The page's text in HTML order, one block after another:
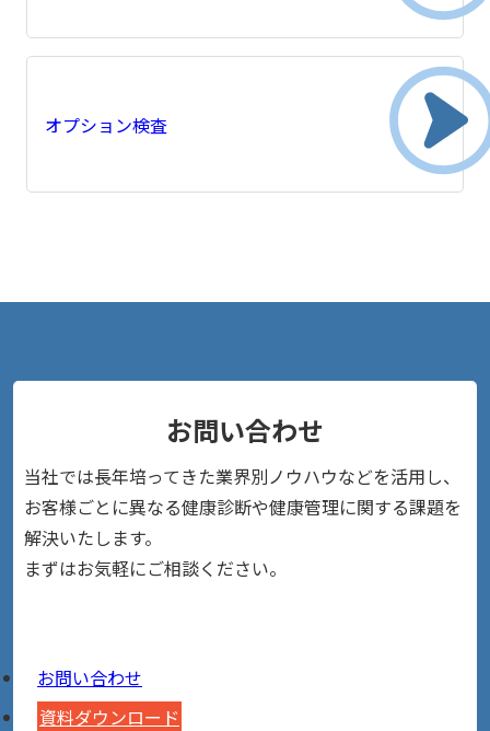
オプション検査
お問い合わせ
当社では長年培ってきた業界別ノウハウなどを活用し、
お客様ごとに異なる健康診断や健康管理に関する課題を
解決いたします。
まずはお気軽にご相談ください。
お問い合わせ
資料ダウンロード